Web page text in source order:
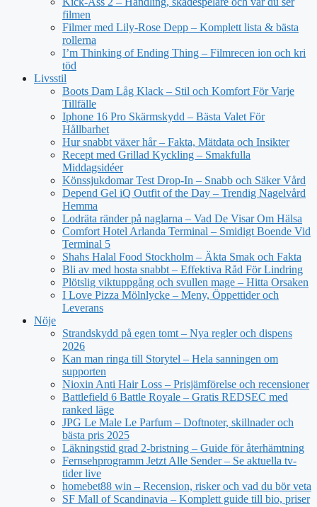
filmen
Filmer med Lily-Rose Depp – Komplett lista & bästa
rollerna
I’m Thinking of Ending Thing – Filmrecen ion och kri
töd
Livsstil
Boots Dam Låg Klack – Stil och Komfort För Varje
Tillfälle
Iphone 16 Pro Skärmskydd – Bästa Valet För
Hållbarhet
Hur snabbt växer hår – Fakta, Mätdata och Insikter
Recept med Grillad Kyckling – Smakfulla
Middagsidéer
Könssjukdomar Test Drop-In – Snabb och Säker Vård
Depend Gel iQ Outfit of the Day – Trendig Nagelvård
Hemma
Lodräta ränder på naglarna – Vad De Visar Om Hälsa
Comfort Hotel Arlanda Terminal – Smidigt Boende Vid
Terminal 5
Shahs Halal Food Stockholm – Äkta Smak och Fakta
Bli av med hosta snabbt – Effektiva Råd För Lindring
Plötslig viktuppgång och svullen mage – Hitta Orsaken
I Love Pizza Mölnlycke – Meny, Öppettider och
Leverans
Nöje
Strandskydd på egen tomt – Nya regler och dispens
2026
Kan man ringa till Storytel – Hela sanningen om
supporten
Nioxin Anti Hair Loss – Prisjämförelse och recensioner
Battlefield 6 Battle Royale – Gratis REDSEC med
ranked läge
JPG Le Male Le Parfum – Doftnoter, skillnader och
bästa pris 2025
Läkningstid grad 2-bristning – Guide för återhämtning
Fernsehprogramm Jetzt Alle Sender – Se aktuella tv-
tider live
homebet88 win – Recension, risker och vad du bör veta
SF Mall of Scandinavia – Komplett guide till bio, priser